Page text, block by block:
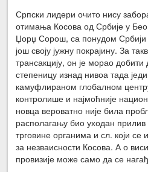
Српски лидери очито нису
отимања Косова од Србије у
Џорџ Сорош, са понудом
још своју јужну покрајину. За
трансакцију, он је морао
степеницу изнад нивоа тада
камуфлираном глобалном
контролише и најмоћније
новца вероватно није била
располагању био уходан
трговине органима и сл. који
за незваисности Косова. А о
провизије може само да се